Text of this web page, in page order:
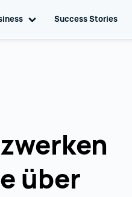
Toggle sub navigation
Success Stories
über